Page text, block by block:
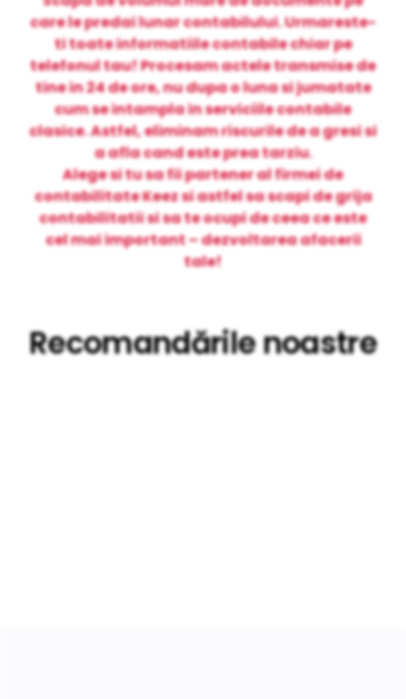
care le predai lunar contabilului. Urmareste-
ti toate informatiile contabile chiar pe
telefonul tau! Procesam actele transmise de
tine in 24 de ore, nu dupa o luna si jumatate
cum se intampla in serviciile contabile
clasice. Astfel, eliminam riscurile de a gresi si
a afla cand este prea tarziu.
Alege si tu sa fii partener al firmei de
contabilitate Keez si astfel sa scapi de grija
contabilitatii si sa te ocupi de ceea ce este
cel mai important – dezvoltarea afacerii
tale!
Recomandările noastre